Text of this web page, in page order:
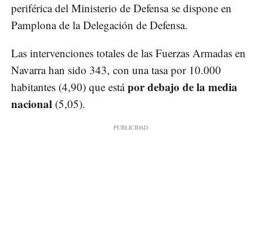
periférica del Ministerio de Defensa se dispone en
Pamplona de la Delegación de Defensa.
Las intervenciones totales de las Fuerzas Armadas en
Navarra han sido 343, con una tasa por 10.000
habitantes (4,90) que estápor debajo de la media
nacional (5,05).